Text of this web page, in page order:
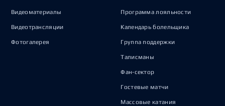
Видеоматериалы
Видеотрансляции
Фотогалерея
Программа лояльности
Календарь болельщика
Группа поддержки
Талисманы
Фан-сектор
Гостевые матчи
Массовые катания